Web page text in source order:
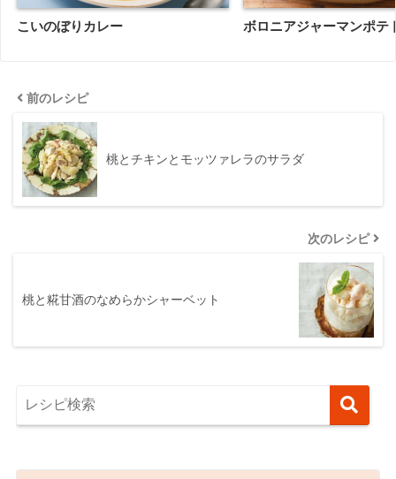
こいのぼりカレー ボロニアジャーマンポテ
前のレシピ
桃とチキンとモッツァレラのサラダ
次のレシピ
桃と糀甘酒のなめらかシャーベット